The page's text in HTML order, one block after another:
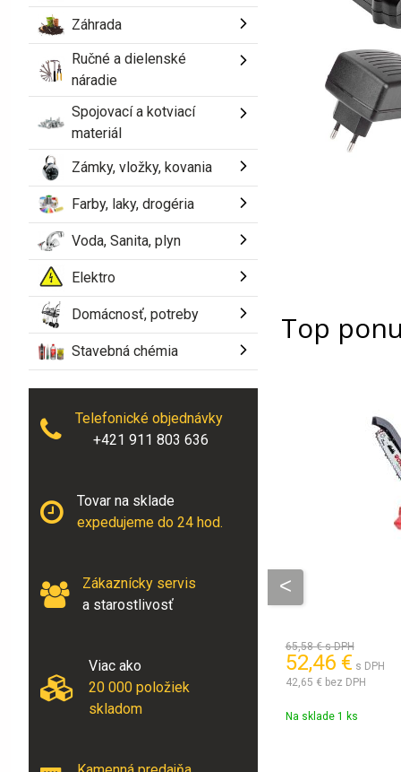
25d 13:40:54
Top
bez DPH
65,58 €s DPH
52,46 € s DPH
42,65 € bez DPH
Na sklade 1 ks
Záhrada
Ručné a dielenské
náradie
Spojovací a kotviací
materiál
Zámky, vložky, kovania
Farby, laky, drogéria
Voda, Sanita, plyn
Elektro
Domácnosť, potreby
Stavebná chémia
Telefonické objednávky
+421 911 803 636
Tovar na sklade
expedujeme do 24 hod.
Zákaznícky servis
a starostlivosť
Viac ako
20 000 položiek
skladom